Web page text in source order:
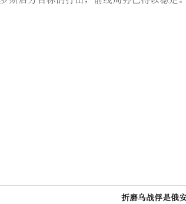
折磨乌战俘是俄